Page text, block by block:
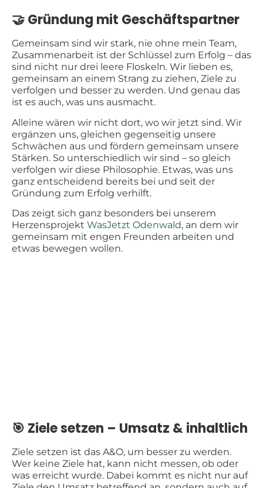
🤝 Gründung mit Geschäftspartner
Gemeinsam sind wir stark, nie ohne mein Team,
Zusammenarbeit ist der Schlüssel zum Erfolg – das
sind nicht nur drei leere Floskeln. Wir lieben es,
gemeinsam an einem Strang zu ziehen, Ziele zu
verfolgen und besser zu werden. Und genau das
ist es auch, was uns ausmacht.
Alleine wären wir nicht dort, wo wir jetzt sind. Wir
ergänzen uns, gleichen gegenseitig unsere
Schwächen aus und fördern gemeinsam unsere
Stärken. So unterschiedlich wir sind – so gleich
verfolgen wir diese Philosophie. Etwas, was uns
ganz entscheidend bereits bei und seit der
Gründung zum Erfolg verhilft.
Das zeigt sich ganz besonders bei unserem
Herzensprojekt WasJetzt Odenwald, an dem wir
gemeinsam mit engen Freunden arbeiten und
etwas bewegen wollen.
🎯 Ziele setzen – Umsatz & inhaltlich
Ziele setzen ist das A&O, um besser zu werden.
Wer keine Ziele hat, kann nicht messen, ob oder
was erreicht wurde. Dabei kommt es nicht nur auf